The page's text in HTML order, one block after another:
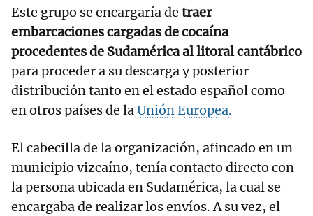
Este grupo se encargaría de traer
embarcaciones cargadas de cocaína
procedentes de Sudamérica al litoral cantábrico
para proceder a su descarga y posterior
distribución tanto en el estado español como
en otros países de laUnión Europea.
El cabecilla de la organización, afincado en un
municipio vizcaíno, tenía contacto directo con
la persona ubicada en Sudamérica, la cual se
encargaba de realizar los envíos. A su vez, el